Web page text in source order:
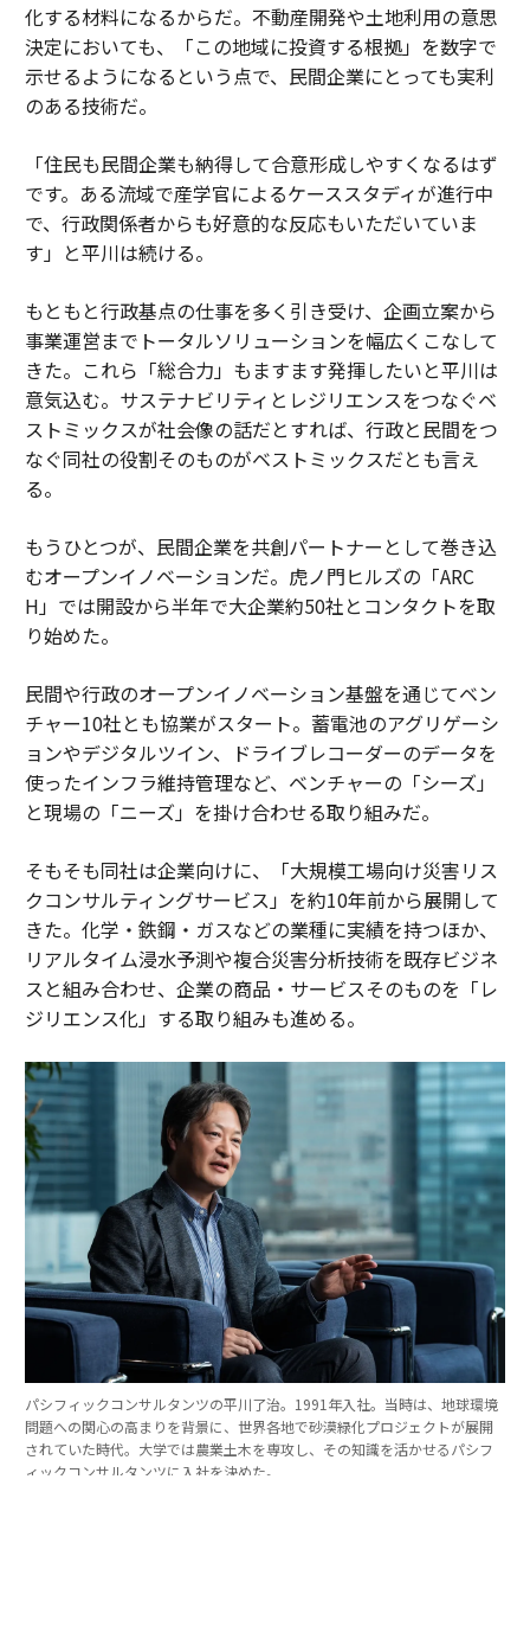
化する材料になるからだ。不動産開発や土地利用の意思
決定においても、「この地域に投資する根拠」を数字で
示せるようになるという点で、民間企業にとっても実利
のある技術だ。
「住民も民間企業も納得して合意形成しやすくなるはず
です。ある流域で産学官によるケーススタディが進行中
で、行政関係者からも好意的な反応もいただいていま
す」と平川は続ける。
もともと行政基点の仕事を多く引き受け、企画立案から
事業運営までトータルソリューションを幅広くこなして
きた。これら「総合力」もますます発揮したいと平川は
意気込む。サステナビリティとレジリエンスをつなぐベ
ストミックスが社会像の話だとすれば、行政と民間をつ
なぐ同社の役割そのものがベストミックスだとも言え
る。
もうひとつが、民間企業を共創パートナーとして巻き込
むオープンイノベーションだ。虎ノ門ヒルズの「ARC
H」では開設から半年で大企業約50社とコンタクトを取
り始めた。
民間や行政のオープンイノベーション基盤を通じてベン
チャー10社とも協業がスタート。蓄電池のアグリゲーシ
ョンやデジタルツイン、ドライブレコーダーのデータを
使ったインフラ維持管理など、ベンチャーの「シーズ」
と現場の「ニーズ」を掛け合わせる取り組みだ。
そもそも同社は企業向けに、「大規模工場向け災害リス
クコンサルティングサービス」を約10年前から展開して
きた。化学・鉄鋼・ガスなどの業種に実績を持つほか、
リアルタイム浸水予測や複合災害分析技術を既存ビジネ
スと組み合わせ、企業の商品・サービスそのものを「レ
ジリエンス化」する取り組みも進める。
パシフィックコンサルタンツの平川了治。1991年入社。当時は、地球環境
問題への関心の高まりを背景に、世界各地で砂漠緑化プロジェクトが展開
されていた時代。大学では農業土木を専攻し、その知識を活かせるパシフ
ィックコンサルタンツに入社を決めた。